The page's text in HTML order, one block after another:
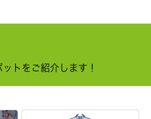
トをご紹介します！